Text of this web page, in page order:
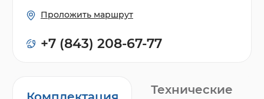
Технические
Проложить маршрут
+7 (843) 208-67-77